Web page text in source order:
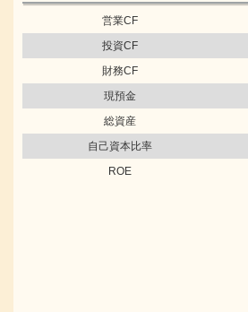
営業CF
投資CF
財務CF
現預金
総資産
自己資本比率
ROE